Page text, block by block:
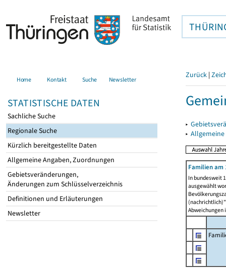
Home Kontakt Suche Newsletter
STATISTISCHE DATEN
Sachliche Suche
Regionale Suche
Kürzlich bereitgestellte Daten
Allgemeine Angaben, Zuordnungen
Gebietsveränderungen,
Änderungen zum Schlüsselverzeichnis
Definitionen und Erläuterungen
Newsletter
Zurück |
▸
▸
Familien am
In bundesweit
ausgewählt
Abweichungen